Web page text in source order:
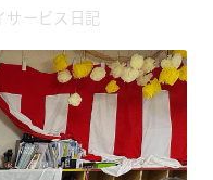
サービス日記